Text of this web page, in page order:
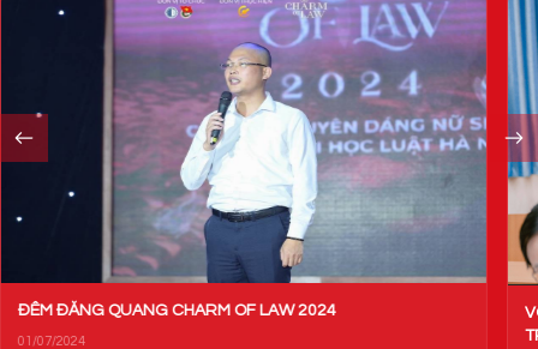
VÒNG TRÍ TUỆ CHARM OF LAW 2024: TỎA SÁNG NÉT ĐẸP
TRI THỨC CÙNG NỮ SINH NGÀNH LUẬT